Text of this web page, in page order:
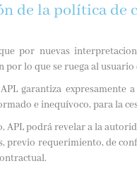
de la política de
por nuevas
por lo que se ruega al
garantiza expresamente
e inequívoco, para la
APL podrá revelar a la
previo requerimiento, de